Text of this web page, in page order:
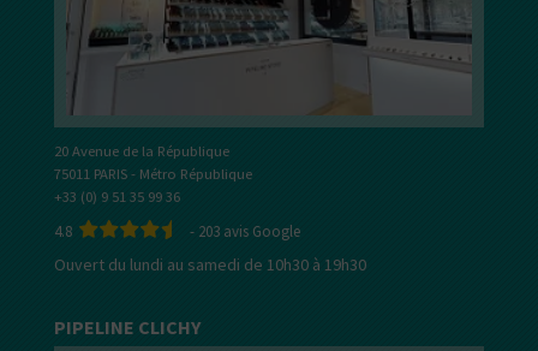
20 Avenue de la République
75011 PARIS - Métro République
+33 (0) 9 51 35 99 36
4.8 - 203 avis Google
Ouvert du lundi au samedi de 10h30 à 19h30
PIPELINE CLICHY